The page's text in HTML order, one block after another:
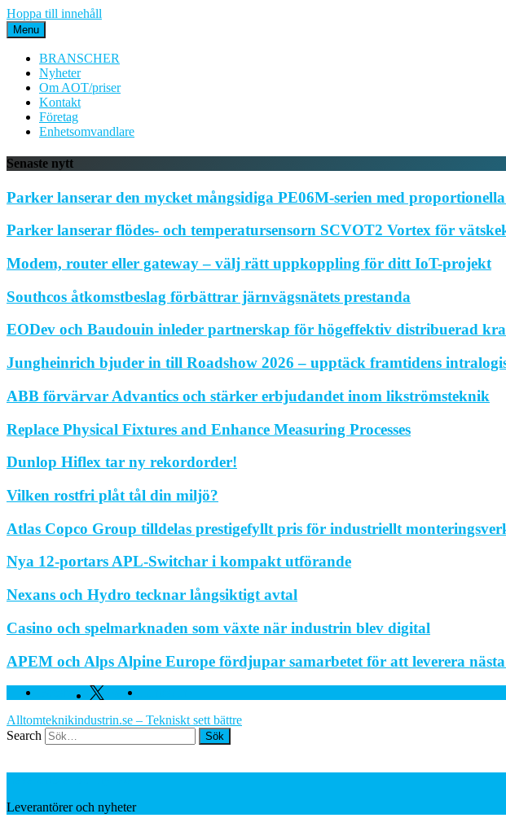
Hoppa till innehåll
Menu
BRANSCHER
Nyheter
Om AOT/priser
Kontakt
Företag
Enhetsomvandlare
Senaste nytt
Parker lanserar den mycket mångsidiga PE06M-serien med
Parker lanserar flödes- och temperatursensorn SCVOT2 Vortex för
Modem, router eller gateway – välj rätt uppkoppling för ditt IoT-projekt
Southcos åtkomstbeslag förbättrar järnvägsnätets prestanda
EODev och Baudouin inleder partnerskap för högeffektiv distribuerad
Jungheinrich bjuder in till Roadshow 2026 – upptäck framtidens
ABB förvärvar Advantics och stärker erbjudandet inom likströmsteknik
Replace Physical Fixtures and Enhance Measuring Processes
Dunlop Hiflex tar ny rekordorder!
Vilken rostfri plåt tål din miljö?
Atlas Copco Group tilldelas prestigefyllt pris för industriellt
Nya 12-portars APL-Switchar i kompakt utförande
Nexans och Hydro tecknar långsiktigt avtal
Casino och spelmarknaden som växte när industrin blev digital
APEM och Alps Alpine Europe fördjupar samarbetet för att leverera
Facebook Twitter
Alltomteknikindustrin.se – Tekniskt sett bättre
Search
Leverantörer och nyheter